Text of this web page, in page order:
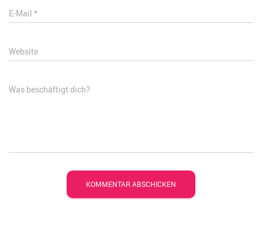
E-Mail *
Website
Was beschäftigt dich?